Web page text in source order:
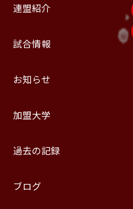
連盟紹介
試合情報
お知らせ
加盟大学
過去の記録
ブログ